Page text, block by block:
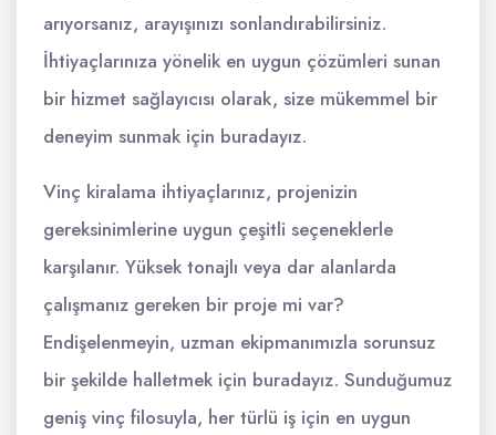
arıyorsanız, arayışınızı sonlandırabilirsiniz.
İhtiyaçlarınıza yönelik en uygun çözümleri sunan
bir hizmet sağlayıcısı olarak, size mükemmel bir
deneyim sunmak için buradayız.
Vinç kiralama ihtiyaçlarınız, projenizin
gereksinimlerine uygun çeşitli seçeneklerle
karşılanır. Yüksek tonajlı veya dar alanlarda
çalışmanız gereken bir proje mi var?
Endişelenmeyin, uzman ekipmanımızla sorunsuz
bir şekilde halletmek için buradayız. Sunduğumuz
geniş vinç filosuyla, her türlü iş için en uygun